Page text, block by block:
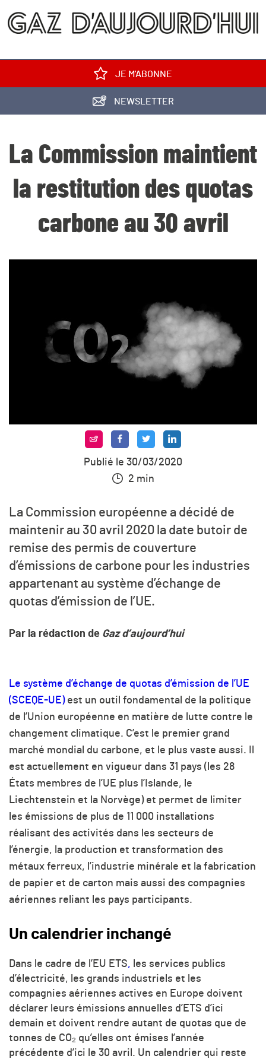
JE M'ABONNE
NEWSLETTER
La Commission maintient
la restitution des quotas
carbone au 30 avril
Publié le 30/03/2020
2 min
La Commission européenne a décidé de
maintenir au 30 avril 2020 la date butoir de
remise des permis de couverture
d’émissions de carbone pour les industries
appartenant au système d’échange de
quotas d’émission de l’UE.
Par la rédaction de Gaz d’aujourd’hui
Le système d’échange de quotas d’émission de l’UE
(SCEQE-UE)est un outil fondamental de la politique
de l’Union européenne en matière de lutte contre le
changement climatique. C’est le premier grand
marché mondial du carbone, et le plus vaste aussi. Il
est actuellement en vigueur dans 31 pays (les 28
États membres de l’UE plus l’Islande, le
Liechtenstein et la Norvège) et permet de limiter
les émissions de plus de 11 000 installations
réalisant des activités dans les secteurs de
l’énergie, la production et transformation des
métaux ferreux, l’industrie minérale et la fabrication
de papier et de carton mais aussi des compagnies
aériennes reliant les pays participants.
Un calendrier inchangé
Dans le cadre de l’EU ETS, les services publics
d’électricité, les grands industriels et les
compagnies aériennes actives en Europe doivent
déclarer leurs émissions annuelles d’ETS d’ici
demain et doivent rendre autant de quotas que de
tonnes de CO₂ qu’elles ont émises l’année
précédente d’ici le 30 avril. Un calendrier qui reste